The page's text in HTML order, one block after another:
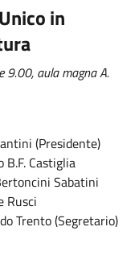
in
9.00, aula magna A.
Sabatini
(Segretario)